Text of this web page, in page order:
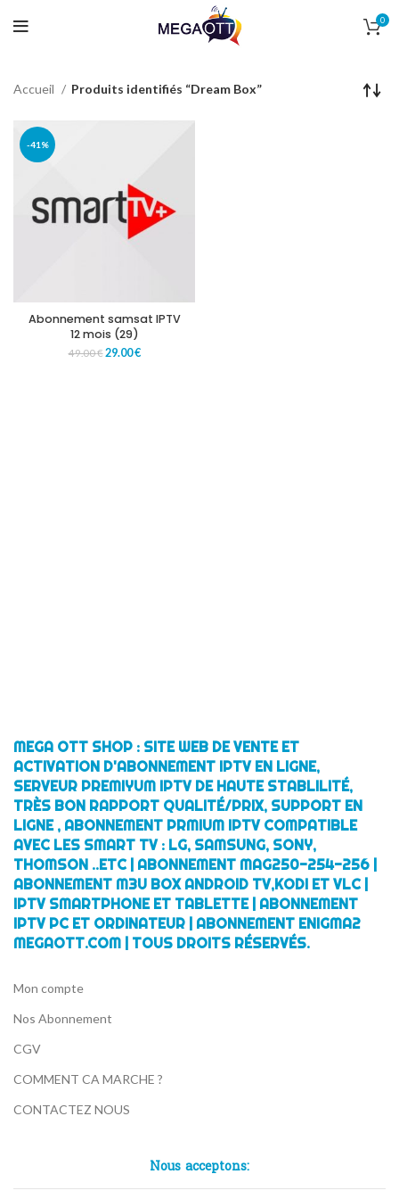
0
Accueil Produits identifiés “Dream Box”
-41%
Abonnement samsat IPTV
12 mois (29)
49.00€29.00€
MEGA OTT SHOP : SITE WEB DE VENTE ET
ACTIVATION D'ABONNEMENT IPTV EN LIGNE,
SERVEUR PREMIYUM IPTV DE HAUTE STABLILITÉ,
TRÈS BON RAPPORT QUALITÉ/PRIX, SUPPORT EN
LIGNE , ABONNEMENT PRMIUM IPTV COMPATIBLE
AVEC LES SMART TV : LG, SAMSUNG, SONY,
THOMSON ..ETC | ABONNEMENT MAG250-254-256 |
ABONNEMENT M3U BOX ANDROID TV,KODI ET VLC |
IPTV SMARTPHONE ET TABLETTE | ABONNEMENT
IPTV PC ET ORDINATEUR | ABONNEMENT ENIGMA2
MEGAOTT.COM | TOUS DROITS RÉSERVÉS.
Mon compte
Nos Abonnement
CGV
COMMENT CA MARCHE ?
CONTACTEZ NOUS
Nous acceptons: